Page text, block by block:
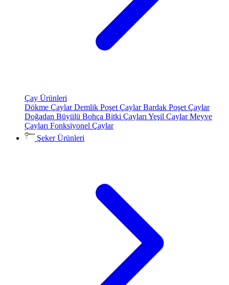
Çay Ürünleri
Dökme ÇaylarDemlik Poşet ÇaylarBardak Poşet Çaylar
Doğadan Büyülü Bohça Bitki Çayları Yeşil ÇaylarMeyve
Çayları Fonksiyonel Çaylar
Şeker Ürünleri